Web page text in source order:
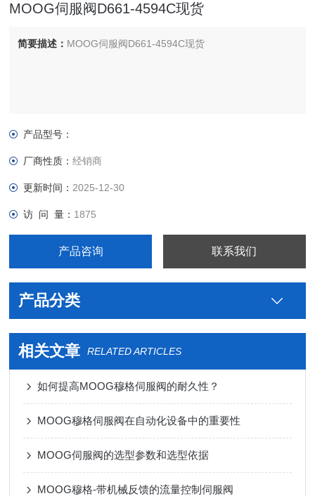
MOOG伺服阀D661-4594C现货
简要描述： MOOG伺服阀D661-4594C现货
产品型号：
厂商性质：经销商
更新时间： 2025-12-30
访 问 量： 1875
产品咨询 联系我们
产品分类
相关文章 RELATED ARTICLES
如何提高MOOG穆格伺服阀的耐久性？
MOOG穆格伺服阀在自动化设备中的重要性
MOOG伺服阀的选型参数和选型依据
MOOG穆格-带机械反馈的流量控制伺服阀